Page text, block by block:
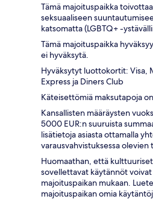
Tämä majoituspaikka
seksuaaliseen
katsomatta (LGBTQ+ -
Tämä majoituspaikka
ei hyväksytä.
Hyväksytyt luottokortit: Visa,
Express ja Diners Club
Käteisettömiä maksutapoja
Kansallisten määräysten
5000 EUR:n suuruista
lisätietoja asiasta ottamalla
varausvahvistuksessa olevien
Huomaathan, että
sovellettavat käytännöt
majoituspaikan mukaan.
majoituspaikan omia